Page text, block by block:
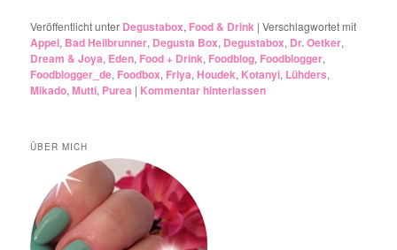
Veröffentlicht unter Degustabox, Food & Drink |Verschlagwortet mit
Appel, Bad Heilbrunner, Degusta Box, Degustabox, Dr. Oetker,
Dream & Joya, Eden, Food + Drink, Foodblog, Foodblogger,
Foodblogger_de, Foodbox, Friya,Houdek, Kotanyi, Lühders,
Mikado,Mutti, Purea | Kommentar hinterlassen
ÜBER MICH